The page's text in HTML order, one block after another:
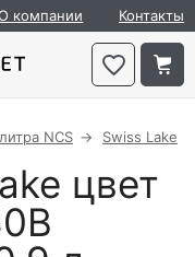
компании Контакты
NCS Swiss Lake
цвет